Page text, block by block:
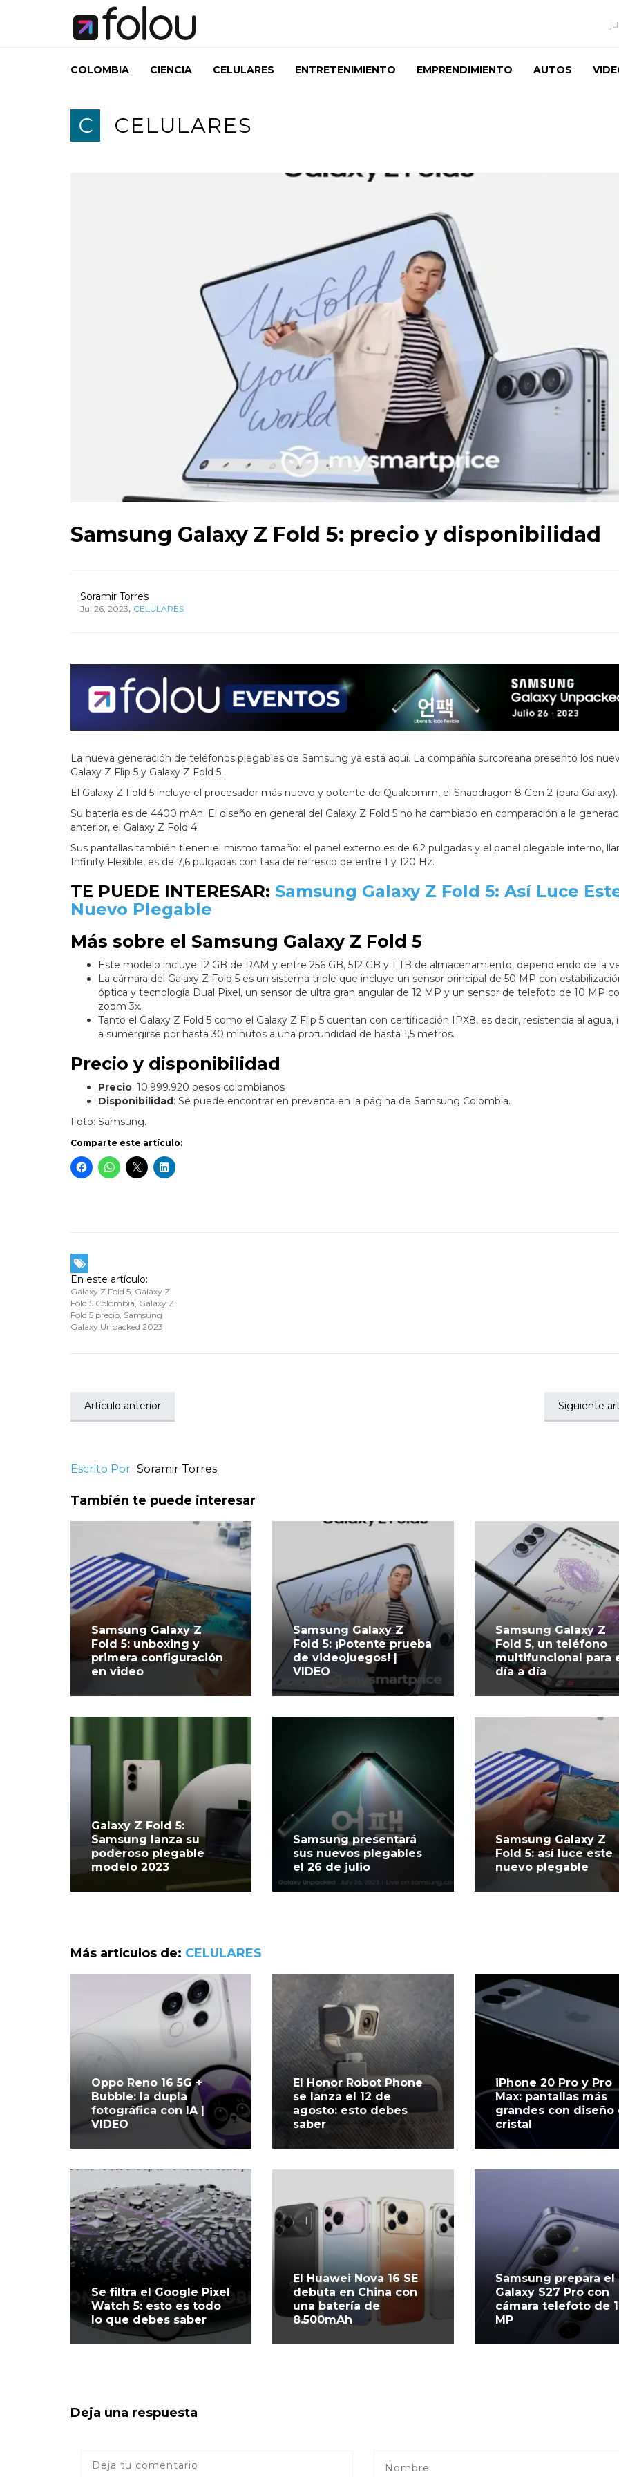
COLOMBIA CIENCIA CELULARES ENTRETENIMIENTO EMPRENDIMIENTO AUTOS
C CELULARES
Samsung Galaxy Z Fold 5: precio y disponibilidad
Soramir Torres
Jul 26, 2023, CELULARES
La nueva generación de teléfonos plegables de Samsung ya está aquí. La compañía surcoreana presentó los
Galaxy Z Flip 5 y Galaxy Z Fold 5.
El Galaxy Z Fold 5 incluye el procesador más nuevo y potente de Qualcomm, el Snapdragon 8 Gen 2 (para
Su batería es de 4400 mAh. El diseño en general del Galaxy Z Fold 5 no ha cambiado en comparación a la
anterior, el Galaxy Z Fold 4.
Sus pantallas también tienen el mismo tamaño: el panel externo es de 6,2 pulgadas y el panel plegable interno,
Infinity Flexible, es de 7,6 pulgadas con tasa de refresco de entre 1 y 120 Hz.
TE PUEDE INTERESAR: Samsung Galaxy Z Fold 5: Así Luce
Nuevo Plegable
Más sobre el Samsung Galaxy Z Fold 5
Este modelo incluye 12 GB de RAM y entre 256 GB, 512 GB y 1 TB de almacenamiento, dependiendo de la
La cámara del Galaxy Z Fold 5 es un sistema triple que incluye un sensor principal de 50 MP con
óptica y tecnología Dual Pixel, un sensor de ultra gran angular de 12 MP y un sensor de telefoto de 10 MP
zoom 3x.
Tanto el Galaxy Z Fold 5 como el Galaxy Z Flip 5 cuentan con certificación IPX8, es decir, resistencia al agua,
a sumergirse por hasta 30 minutos a una profundidad de hasta 1,5 metros.
Precio y disponibilidad
Precio: 10.999.920 pesos colombianos
Disponibilidad: Se puede encontrar en preventa en la página de Samsung Colombia.
Foto: Samsung.
Comparte este artículo:
En este artículo:
Galaxy Z Fold 5 Galaxy Z
Fold 5 Colombia Galaxy Z
Fold 5 precio Samsung
Galaxy Unpacked 2023
Artículo anterior Siguiente
Escrito Por Soramir Torres
También te puede interesar
Samsung Galaxy Z
Fold 5: unboxing y
primera configuración
en video
Samsung Galaxy Z
Fold 5: ¡Potente prueba
de videojuegos! |
VIDEO
Samsung Galaxy Z
Fold 5, un teléfono
multifuncional para
día a día
Galaxy Z Fold 5:
Samsung lanza su
poderoso plegable
modelo 2023
Samsung presentará
sus nuevos plegables
el 26 de julio
Samsung Galaxy Z
Fold 5: así luce este
nuevo plegable
Más artículos de: CELULARES
Oppo Reno 16 5G +
Bubble: la dupla
fotográfica con IA |
VIDEO
El Honor Robot Phone
se lanza el 12 de
agosto: esto debes
saber
iPhone 20 Pro y Pro
Max: pantallas más
grandes con diseño
cristal
Se filtra el Google Pixel
Watch 5: esto es todo
lo que debes saber
El Huawei Nova 16 SE
debuta en China con
una batería de
8.500mAh
Samsung prepara el
Galaxy S27 Pro con
cámara telefoto de
MP
Deja una respuesta